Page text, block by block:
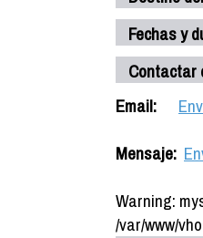
Fechas y
Contactar
Email:
Mensaje:
Warning:
/var/www/